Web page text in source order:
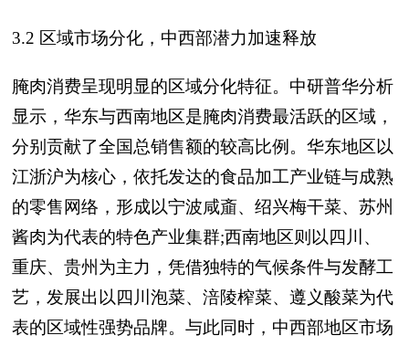
3.2 区域市场分化，中西部潜力加速释放
腌肉消费呈现明显的区域分化特征。中研普华分析
显示，华东与西南地区是腌肉消费最活跃的区域，
分别贡献了全国总销售额的较高比例。华东地区以
江浙沪为核心，依托发达的食品加工产业链与成熟
的零售网络，形成以宁波咸齑、绍兴梅干菜、苏州
酱肉为代表的特色产业集群;西南地区则以四川、
重庆、贵州为主力，凭借独特的气候条件与发酵工
艺，发展出以四川泡菜、涪陵榨菜、遵义酸菜为代
表的区域性强势品牌。与此同时，中西部地区市场